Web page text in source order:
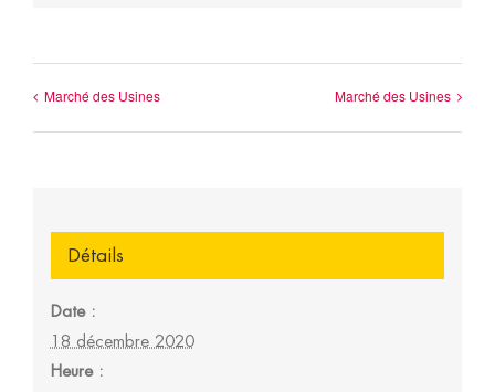
Marché des Usines Marché des Usines
Détails
Date :
18 décembre 2020
Heure :